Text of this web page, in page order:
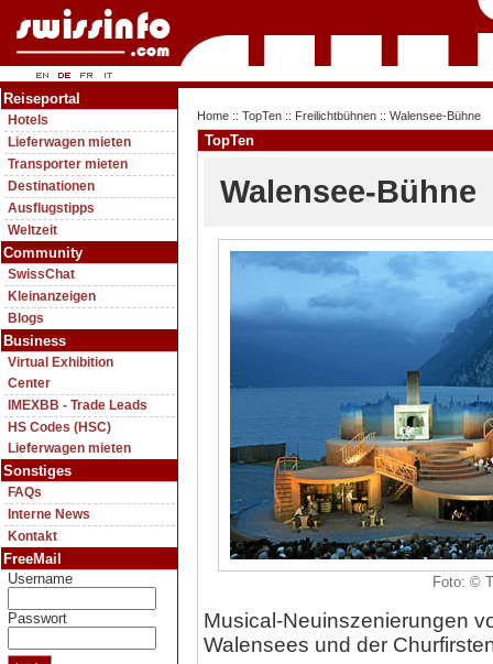
Reiseportal
Hotels
Lieferwagen mieten
Transporter mieten
Destinationen
Ausflugstipps
Weltzeit
Community
SwissChat
Kleinanzeigen
Blogs
Business
Virtual Exhibition
Center
IMEXBB - Trade Leads
HS Codes (HSC)
Lieferwagen mieten
Sonstiges
FAQs
Interne News
Kontakt
FreeMail
Username
Passwort
Home :: TopTen :: Freilichtbühnen :: Walensee-Bühne
TopTen
Walensee-Bühne
Foto: ©
Musical-Neuinszenierungen
Walensees und der